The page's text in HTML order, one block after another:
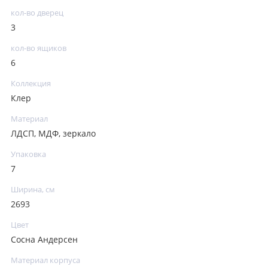
кол-во дверец
3
кол-во ящиков
6
Коллекция
Клер
Материал
ЛДСП, МДФ, зеркало
Упаковка
7
Ширина, см
2693
Цвет
Сосна Андерсен
Материал корпуса